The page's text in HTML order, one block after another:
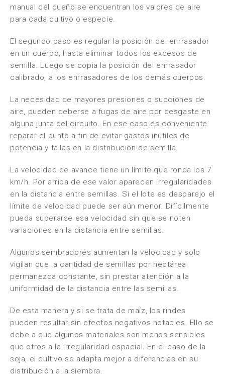
manual del dueño se encuentran los valores de aire
para cada cultivo o especie.
El segundo paso es regular la posición del enrrasador
en un cuerpo, hasta eliminar todos los excesos de
semilla. Luego se copia la posición del enrrasador
calibrado, a los enrrasadores de los demás cuerpos.
La necesidad de mayores presiones o succiones de
aire, pueden deberse a fugas de aire por desgaste en
alguna junta del circuito. En ese caso es conveniente
reparar el punto a fin de evitar gastos inútiles de
potencia y fallas en la distribución de semilla.
La velocidad de avance tiene un límite que ronda los 7
km/h. Por arriba de ese valor aparecen irregularidades
en la distancia entre semillas. Si el lote es desparejo el
límite de velocidad puede ser aún menor. Difícilmente
pueda superarse esa velocidad sin que se noten
variaciones en la distancia entre semillas.
Algunos sembradores aumentan la velocidad y solo
vigilan que la cantidad de semillas por hectárea
permanezca constante, sin prestar atención a la
uniformidad de la distancia entre las semillas.
De esta manera y si se trata de maíz, los rindes
pueden resultar sin efectos negativos notables. Ello se
debe a que algunos materiales son menos sensibles
que otros a la irregularidad espacial. En el caso de la
soja, el cultivo se adapta mejor a diferencias en su
distribución a la siembra.